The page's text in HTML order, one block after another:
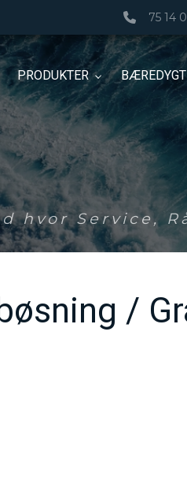
75 14
PRODUKTER
hvor Service,
/